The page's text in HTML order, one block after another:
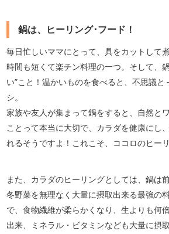
鍋は、ヒーリング･フード！
毎日忙しいママにとって、具をカットして
時間も短くて楽チン料理の一つ。そして、
い”こと！温かいものを食べると、不思議と
シ。
家族や友人が集まって鍋をすると、自然と
ことって本当に大切で、カラダを健康にし
れるそうですよ！これこそ、ココロのヒー
また、カラダのヒーリングとしては、鍋は
冬野菜を無理なく大量に摂取出来る最強の
で、食物繊維が柔らかくなり、生よりも何
出来、ミネラル・ビタミンなども大量に摂